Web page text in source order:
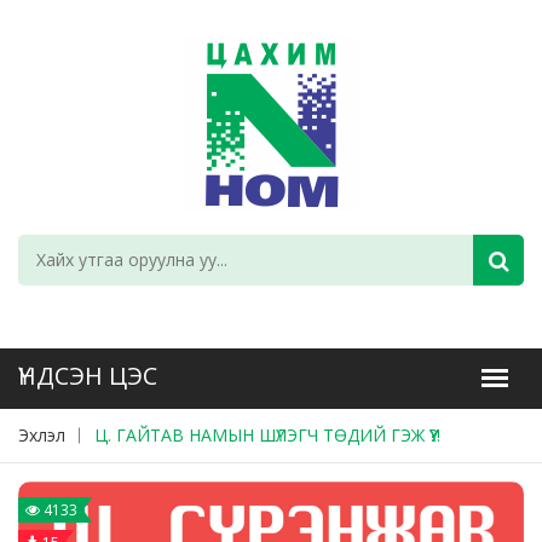
Эхлэл Ц. ГАЙТАВ НАМЫН ШҮЛЭГЧ ТӨДИЙ ГЭЖ ҮҮ?!
4133